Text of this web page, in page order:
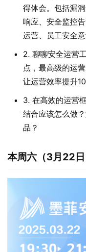
得体会。包括漏
响应、安全监控
运营、员工安全
2. 聊聊安全运营
点，最高级的运
让运营效率提升10
3. 在高效的运营
结合应该怎么做
品？
本周六（3月22